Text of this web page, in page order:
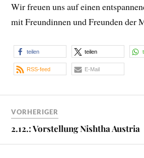
Wir freuen uns auf einen
mit Freundinnen und Freunden der
teilen teilen
RSS-feed E-Mail
VORHERIGER
2.12.: Vorstellung Nishtha Austria